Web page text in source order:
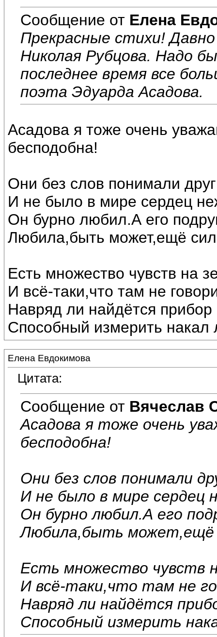
Сообщение от Елена
Прекрасные стихи!
Николая Рубцова. Надо
последнее время все
поэта Эдуарда Асадова.
Асадова я тоже очень
бесподобна!
Они без слов понимали
И не было в мире сердец
Он бурно любил.А его
Любила,быть может,ещё
Есть множество чувств на
И всё-таки,что там не
Навряд ли найдётся прибор
Способный измерить накал
Елена Евдокимова
Цитата:
Сообщение от Вячеслав
Асадова я тоже очень
бесподобна!
Они без слов понимали
И не было в мире сердец
Он бурно любил.А его
Любила,быть может,ещё
Есть множество чувств
И всё-таки,что там не
Навряд ли найдётся
Способный измерить